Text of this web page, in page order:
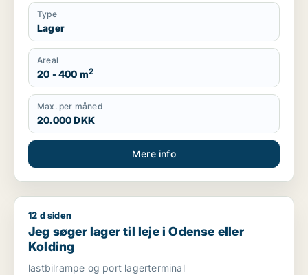
Type
Lager
Areal
20 - 400 m2
Max. per måned
20.000 DKK
Mere info
Jeg søger lager til leje i Odense eller Kolding
12 d siden
Jeg søger lager til leje i Odense eller
Kolding
lastbilrampe og port lagerterminal